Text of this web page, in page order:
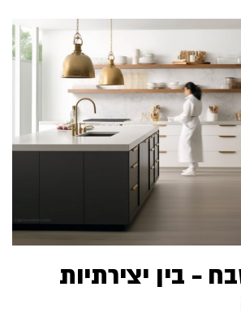
– בין יצירתיות